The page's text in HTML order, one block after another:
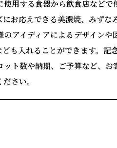
用する食器から飲食店など
お応えできる美濃焼、みずな
のアイディアによるデザイン
も入れることができます。
ト数や納期、ご予算など、
さい。